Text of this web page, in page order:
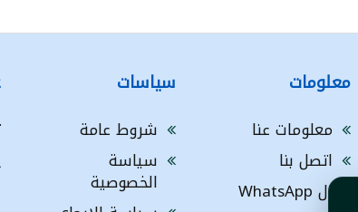
معلومات
معلومات عنا
اتصل بنا
ال WhatsApp
سياسات
شروط عامة
سياسة
الخصوصية